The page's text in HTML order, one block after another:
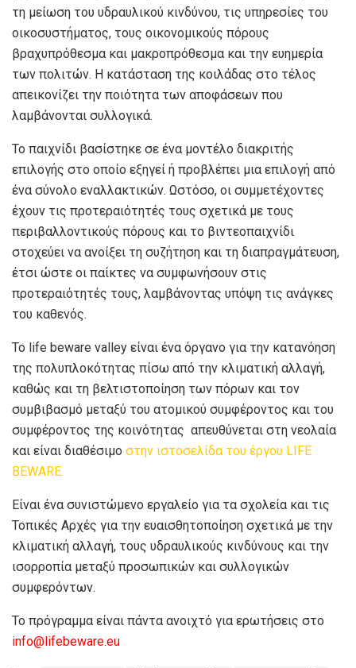
τη μείωση του υδραυλικού κινδύνου, τις υπηρεσίες του
οικοσυστήματος, τους οικονομικούς πόρους
βραχυπρόθεσμα και μακροπρόθεσμα και την ευημερία
των πολιτών. Η κατάσταση της κοιλάδας στο τέλος
απεικονίζει την ποιότητα των αποφάσεων που
λαμβάνονται συλλογικά.
Το παιχνίδι βασίστηκε σε ένα μοντέλο διακριτής
επιλογής στο οποίο εξηγεί ή προβλέπει μια επιλογή από
ένα σύνολο εναλλακτικών. Ωστόσο, οι συμμετέχοντες
έχουν τις προτεραιότητές τους σχετικά με τους
περιβαλλοντικούς πόρους και το βιντεοπαιχνίδι
στοχεύει να ανοίξει τη συζήτηση και τη διαπραγμάτευση,
έτσι ώστε οι παίκτες να συμφωνήσουν στις
προτεραιότητές τους, λαμβάνοντας υπόψη τις ανάγκες
του καθενός.
Το life beware valley είναι ένα όργανο για την κατανόηση
της πολυπλοκότητας πίσω από την κλιματική αλλαγή,
καθώς και τη βελτιστοποίηση των πόρων και τον
συμβιβασμό μεταξύ του ατομικού συμφέροντος και του
συμφέροντος της κοινότητας απευθύνεται στη νεολαία
και είναι διαθέσιμο στην ιστοσελίδα του έργου LIFE
BEWARE.
Είναι ένα συνιστώμενο εργαλείο για τα σχολεία και τις
Τοπικές Αρχές για την ευαισθητοποίηση σχετικά με την
κλιματική αλλαγή, τους υδραυλικούς κινδύνους και την
ισορροπία μεταξύ προσωπικών και συλλογικών
συμφερόντων.
Το πρόγραμμα είναι πάντα ανοιχτό για ερωτήσεις στο
info@lifebeware.eu